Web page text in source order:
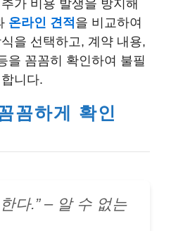
가 비용 발생을 방지해
온라인 견적 을 비교하여
을 선택하고, 계약 내용,
을 꼼꼼히 확인하여 불필
니다.
꼼하게 확인
다.” – 알 수 없는